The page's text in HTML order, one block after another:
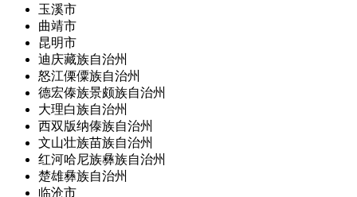
玉溪市
曲靖市
昆明市
迪庆藏族自治州
怒江傈僳族自治州
德宏傣族景颇族自治州
大理白族自治州
西双版纳傣族自治州
文山壮族苗族自治州
红河哈尼族彝族自治州
楚雄彝族自治州
临沧市